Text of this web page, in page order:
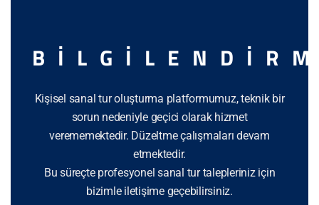
Kişisel sanal tur oluşturma platformumuz, teknik bir
sorun nedeniyle geçici olarak hizmet
verememektedir. Düzeltme çalışmaları devam
etmektedir.
Bu süreçte profesyonel sanal tur talepleriniz için
bizimle iletişime geçebilirsiniz.